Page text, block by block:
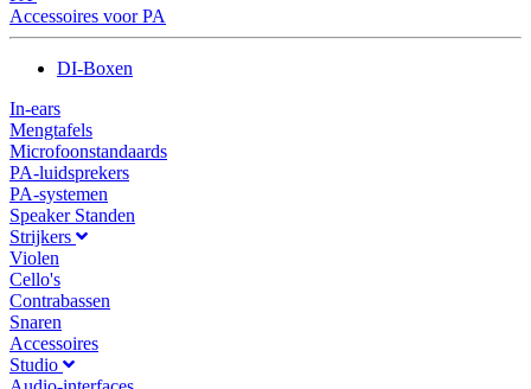
Accessoires voor PA
DI-Boxen
In-ears
Mengtafels
Microfoonstandaards
PA-luidsprekers
PA-systemen
Speaker Standen
Strijkers
Violen
Cello's
Contrabassen
Snaren
Accessoires
Studio